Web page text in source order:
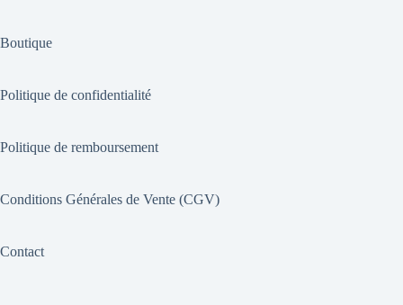
Boutique
Politique de confidentialité
Politique de remboursement
Conditions Générales de Vente (CGV)
Contact